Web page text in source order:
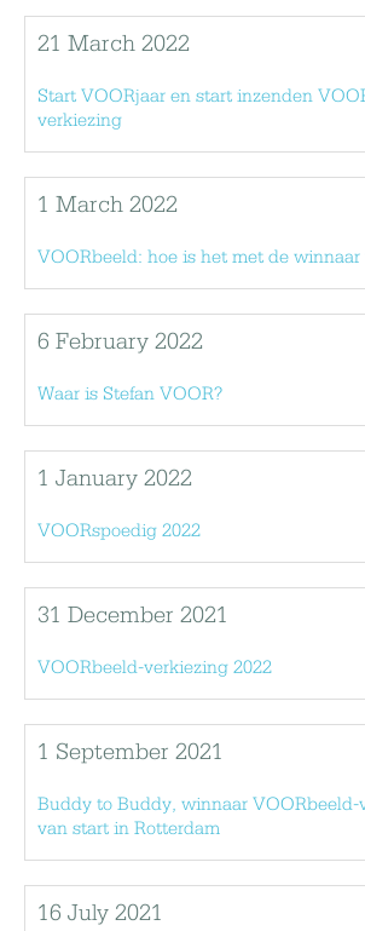
21 March 2022
Start VOORjaar en start inzenden
verkiezing
1 March 2022
VOORbeeld: hoe is het met de winnaar
6 February 2022
Waar is Stefan VOOR?
1 January 2022
VOORspoedig 2022
31 December 2021
VOORbeeld-verkiezing 2022
1 September 2021
Buddy to Buddy, winnaar VOORbeeld-
van start in Rotterdam
16 July 2021